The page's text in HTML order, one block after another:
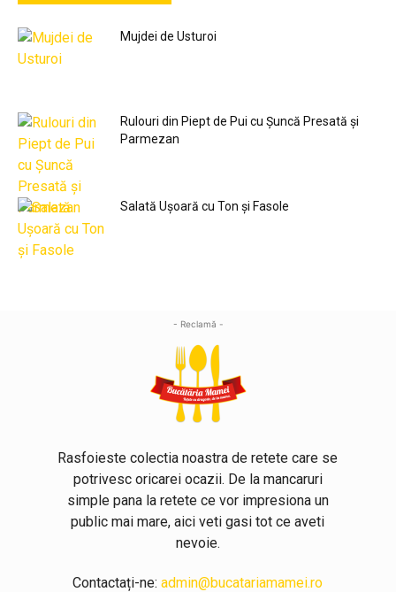
Mujdei de Usturoi
Rulouri din Piept de Pui cu Șuncă Presată și
Parmezan
Salată Ușoară cu Ton și Fasole
- Reclamă -
Rasfoieste colectia noastra de retete care se
potrivesc oricarei ocazii. De la mancaruri
simple pana la retete ce vor impresiona un
public mai mare, aici veti gasi tot ce aveti
nevoie.
Contactați-ne:admin@bucatariamamei.ro